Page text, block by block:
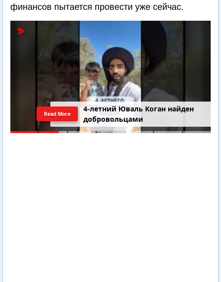
финансов пытается провести уже сейчас.
4-летний Юваль Коган найден
добровольцами
Read More